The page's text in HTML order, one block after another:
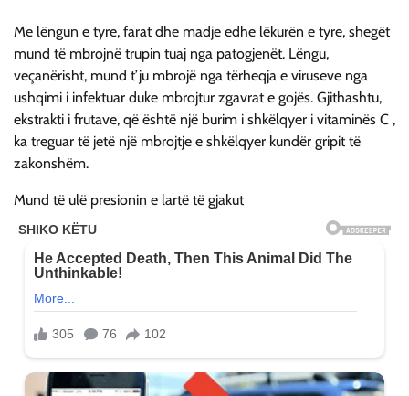
Me lëngun e tyre, farat dhe madje edhe lëkurën e tyre, shegët
mund të mbrojnë trupin tuaj nga patogjenët. Lëngu,
veçanërisht, mund t’ju mbrojë nga tërheqja e viruseve nga
ushqimi i infektuar duke mbrojtur zgavrat e gojës. Gjithashtu,
ekstrakti i frutave, që është një burim i shkëlqyer i vitaminës C ,
ka treguar të jetë një mbrojtje e shkëlqyer kundër gripit të
zakonshëm.
Mund të ulë presionin e lartë të gjakut